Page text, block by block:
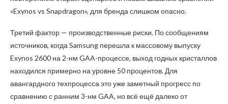
«Exynos vs Snapdragon», для бренда слишком опасно.
Третий фактор — производственные риски. По сообщениям
источников, когда Samsung перешла к массовому выпуску
Exynos 2600 на 2-нм GAA-процессе, выход годных кристаллов
находился примерно на уровне 50 процентов. Для
авангардного техпроцесса это уже заметный прогресс по
сравнению с ранним 3-нм GAA, но всё ещё далеко от